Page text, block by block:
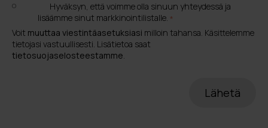
Hyväksyn, että voimme olla sinuun yhteydessä ja
lisäämme sinut markkinointilistalle. *
Voit muuttaa viestintäasetuksiasi milloin tahansa. Käsittelemme
tietojasi vastuullisesti. Lisätietoa saat
tietosuojaselosteestamme